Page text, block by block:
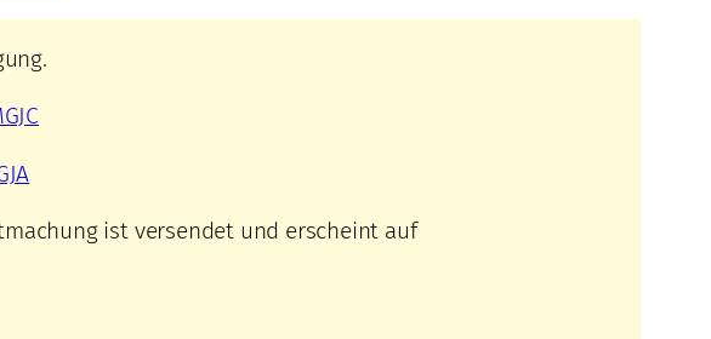
ist versendet und erscheint auf